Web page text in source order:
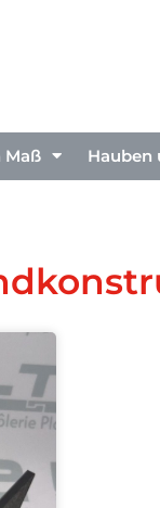
Maß Hauben